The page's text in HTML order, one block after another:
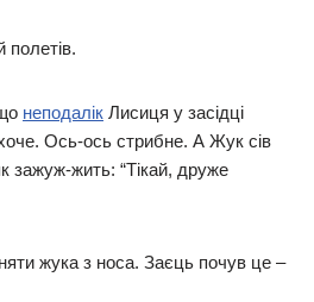
полетів.
неподалік Лисиця у засідці
Ось-ось стрибне. А Жук сів
зажуж-жить: “Тікай, друже
жука з носа. Заєць почув це –